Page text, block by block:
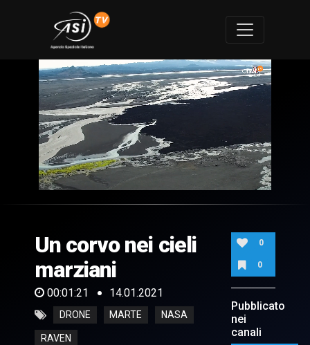
of
21
seconds
Un corvo nei cieli
marziani
00:01:21 14.01.2021
DRONE MARTE NASA
RAVEN
0
0
Pubblicato
nei
canali